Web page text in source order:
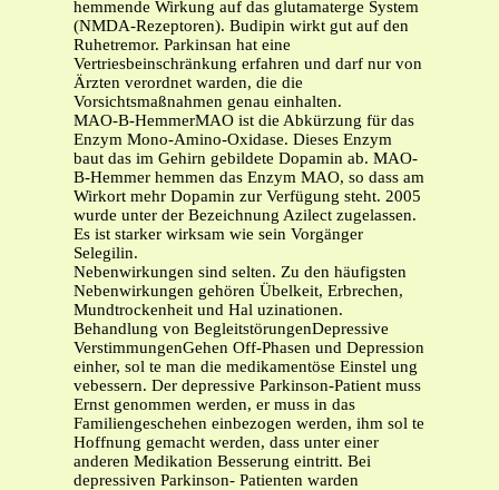
hemmende Wirkung auf das glutamaterge System
(NMDA-Rezeptoren). Budipin wirkt gut auf den
Ruhetremor. Parkinsan hat eine
Vertriesbeinschränkung erfahren und darf nur von
Ärzten verordnet warden, die die
Vorsichtsmaßnahmen genau einhalten.
MAO-B-HemmerMAO ist die Abkürzung für das
Enzym Mono-Amino-Oxidase. Dieses Enzym
baut das im Gehirn gebildete Dopamin ab. MAO-
B-Hemmer hemmen das Enzym MAO, so dass am
Wirkort mehr Dopamin zur Verfügung steht. 2005
wurde unter der Bezeichnung Azilect zugelassen.
Es ist starker wirksam wie sein Vorgänger
Selegilin.
Nebenwirkungen sind selten. Zu den häufigsten
Nebenwirkungen gehören Übelkeit, Erbrechen,
Mundtrockenheit und Hal uzinationen.
Behandlung von BegleitstörungenDepressive
VerstimmungenGehen Off-Phasen und Depression
einher, sol te man die medikamentöse Einstel ung
vebessern. Der depressive Parkinson-Patient muss
Ernst genommen werden, er muss in das
Familiengeschehen einbezogen werden, ihm sol te
Hoffnung gemacht werden, dass unter einer
anderen Medikation Besserung eintritt. Bei
depressiven Parkinson- Patienten warden